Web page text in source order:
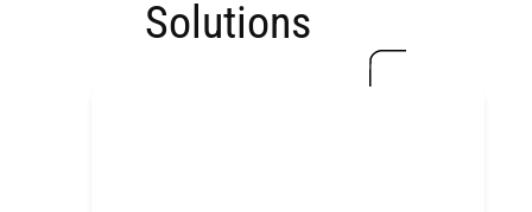
Solutions